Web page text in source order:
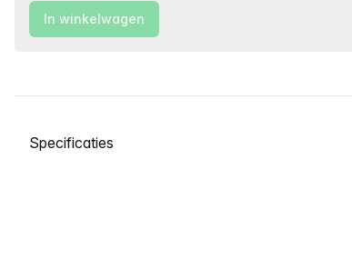
In winkelwagen
Selecteer een tabblad